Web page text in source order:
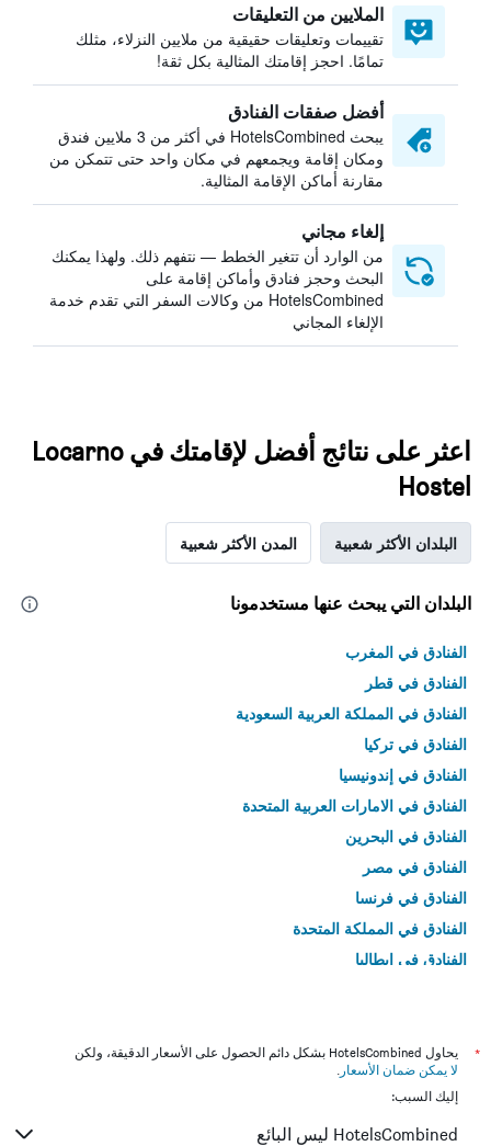
الملايين من التعليقات
تقييمات وتعليقات حقيقية من ملايين النزلاء، مثلك
تمامًا. احجز إقامتك المثالية بكل ثقة!
أفضل صفقات الفنادق
يبحث HotelsCombined في أكثر من 3 ملايين فندق
ومكان إقامة ويجمعهم في مكان واحد حتى تتمكن من
مقارنة أماكن الإقامة المثالية.
إلغاء مجاني
من الوارد أن تتغير الخطط — نتفهم ذلك. ولهذا يمكنك
البحث وحجز فنادق وأماكن إقامة على
HotelsCombined من وكالات السفر التي تقدم خدمة
الإلغاء المجاني
اعثر على نتائج أفضل لإقامتك في Locarno
Hostel
البلدان الأكثر شعبية المدن الأكثر شعبية
البلدان التي يبحث عنها مستخدمونا
الفنادق في المغرب
الفنادق في قطر
الفنادق في المملكة العربية السعودية
الفنادق في تركيا
الفنادق في إندونيسيا
الفنادق في الامارات العربية المتحدة
الفنادق في البحرين
الفنادق في مصر
الفنادق في فرنسا
الفنادق في المملكة المتحدة
الفنادق في إيطاليا
*
يحاول HotelsCombined بشكل دائم الحصول على الأسعار الدقيقة، ولكن
لا يمكن ضمان الأسعار .
إليك السبب:
HotelsCombined ليس البائع